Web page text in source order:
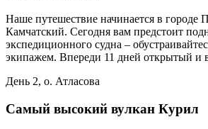
Наше путешествие начинается в городе
Камчатский. Сегодня вам предстоит
экспедиционного судна –
экипажем. Впереди 11 дней открытый и
День 2, о. Атласова
Самый высокий вулкан Курил